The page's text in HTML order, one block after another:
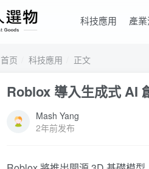
科技應用 產
首页 科技應用 正文
Roblox 導入生成式 AI
Mash Yang
2年前发布